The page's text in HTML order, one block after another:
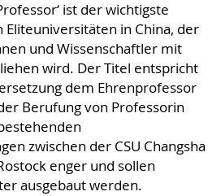
ist der wichtigste
Eliteuniversitäten in China, der
und Wissenschaftler mit
wird. Der Titel entspricht
dem Ehrenprofessor
Berufung von Professorin
zwischen der CSU Changsha
enger und sollen
ausgebaut werden.